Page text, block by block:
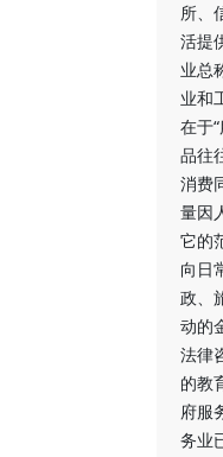
所、
活提
业总
业和
在于
品往
消费
量因
它的
向日
政、
动的
法律
的教
府服
务业